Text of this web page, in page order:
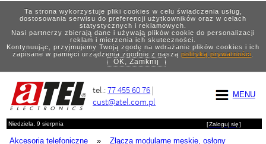
Ta strona wykorzystuje pliki cookies w celu świadczenia usług,
dostosowania serwisu do preferencji użytkowników oraz w celach
statystycznych i reklamowych.
Nasi partnerzy zbierają dane i używają plików cookie do personalizacji
reklam i mierzenia ich skuteczności.
Kontynuując, przyjmujemy Twoją zgodę na wdrażanie plików cookies i ich
zapisane w pamięci urządzenia zgodnie z naszą polityką prywatności.
OK, Zamknij
MENU
tel.:77 455 60 76 |
cust@atel.com.pl
Niedziela, 9 sierpnia [Zaloguj się]
Akcesoria telefoniczne » Złącza modularne męskie, osłony